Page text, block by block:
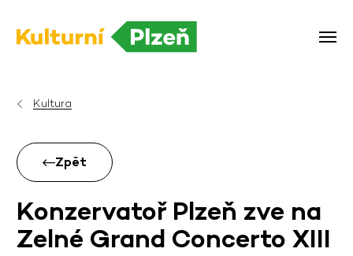
Kultura
Zpět
Konzervatoř Plzeň zve na
Zelné Grand Concerto XIII